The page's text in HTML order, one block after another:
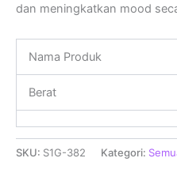
dan meningkatkan mood
Nama Produk
Berat
SKU: S1G-382 Kategori: